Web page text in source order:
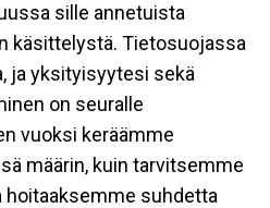
sille annetuista
käsittelystä. Tietosuojassa
ja yksityisyytesi sekä
on seuralle
vuoksi keräämme
määrin, kuin tarvitsemme
hoitaaksemme suhdetta